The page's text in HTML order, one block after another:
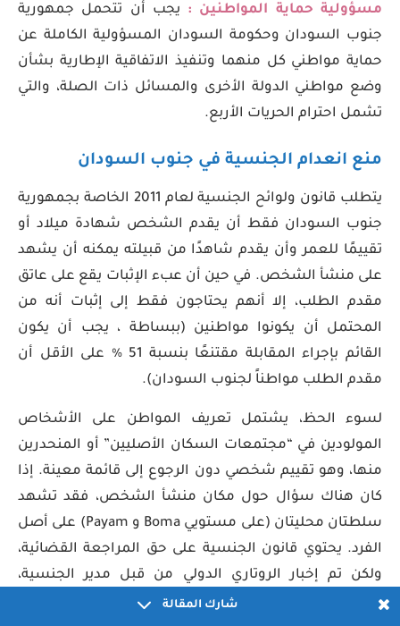
مسؤولية حماية المواطنين : يجب أن تتحمل جمهورية
جنوب السودان وحكومة السودان المسؤولية الكاملة عن
حماية مواطني كل منهما وتنفيذ الاتفاقية الإطارية بشأن
وضع مواطني الدولة الأخرى والمسائل ذات الصلة، والتي
تشمل احترام الحريات الأربع.
منع انعدام الجنسية في جنوب السودان
يتطلب قانون ولوائح الجنسية لعام 2011 الخاصة بجمهورية
جنوب السودان فقط أن يقدم الشخص شهادة ميلاد أو
تقييمًا للعمر وأن يقدم شاهدًا من قبيلته يمكنه أن يشهد
على منشأ الشخص. في حين أن عبء الإثبات يقع على عاتق
مقدم الطلب، إلا أنهم يحتاجون فقط إلى إثبات أنه من
المحتمل أن يكونوا مواطنين (ببساطة ، يجب أن يكون
القائم بإجراء المقابلة مقتنعًا بنسبة 51 ٪ على الأقل أن
مقدم الطلب مواطناً لجنوب السودان).
لسوء الحظ، يشتمل تعريف المواطن على الأشخاص
المولودين في “مجتمعات السكان الأصليين” أو المنحدرين
منها، وهو تقييم شخصي دون الرجوع إلى قائمة معينة. إذا
كان هناك سؤال حول مكان منشأ الشخص، فقد تشهد
سلطتان محليتان (على مستويي Boma و Payam) على أصل
الفرد. يحتوي قانون الجنسية على حق المراجعة القضائية،
ولكن تم إخبار الروتاري الدولي من قبل مدير الجنسية،
ومكتب الجوازات والهجرة الذي لم ينتخب أي شخص
شارك المقالة